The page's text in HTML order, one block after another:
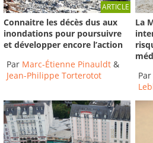
23:22
2018-Institut des
Usages d’un plan
évolution...
Institut des
Anticipation
inondation.
ARTICLE
Connaitre les décès dus aux
inondations pour poursuivre
et développer encore l’action
Par Marc-Étienne Pinauldt &
Jean-Philippe Torterotot
La
Par